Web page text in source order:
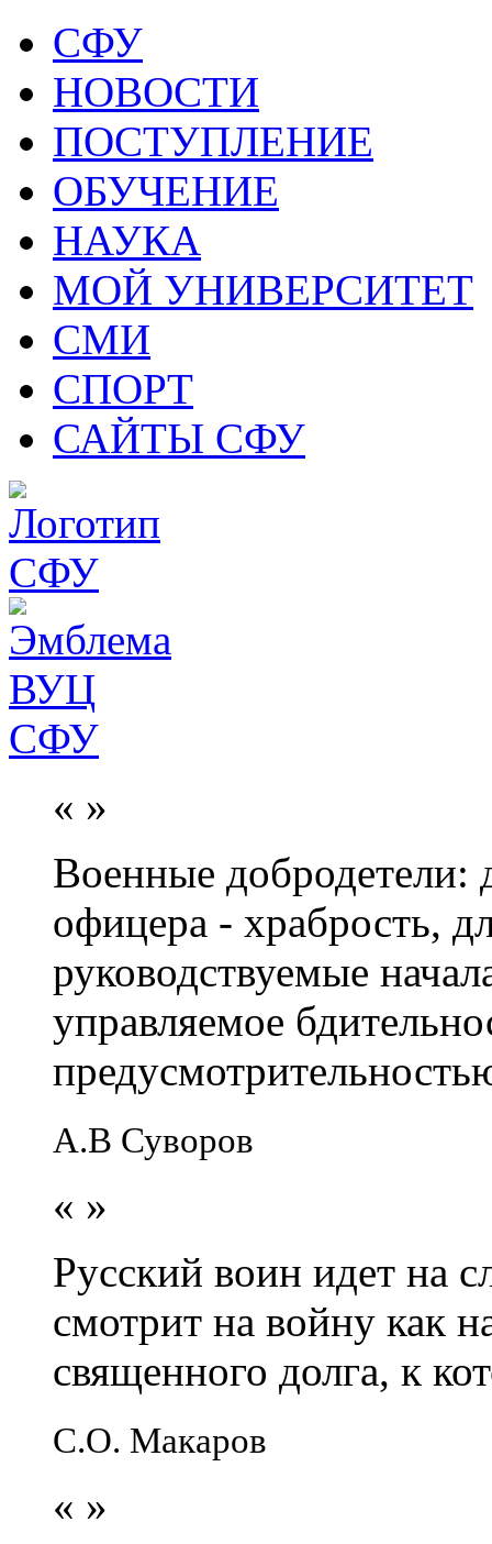
СФУ
НОВОСТИ
ПОСТУПЛЕНИЕ
ОБУЧЕНИЕ
НАУКА
МОЙ УНИВЕРСИТЕТ
СМИ
СПОРТ
САЙТЫ СФУ
« »
Военные добродетели:
офицера - храбрость,
руководствуемые
управляемое
А.В Суворов
« »
Русский воин идет на
смотрит на войну как
священного долга, к
С.О. Макаров
« »